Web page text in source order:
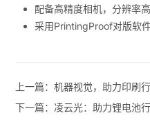
配备高精度相机，分辨率
采用PrintingProof对版软
上一篇：机器视觉，助力印刷
下一篇： 凌云光：助力锂电池